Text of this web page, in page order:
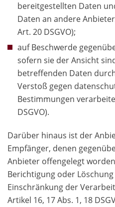
bereitgestellten Daten
Daten an andere
Art. 20 DSGVO);
auf Beschwerde
sofern sie der Ansicht
betreffenden Daten
Verstoß gegen
Bestimmungen
DSGVO).
Darüber hinaus ist der
Empfänger, denen
Anbieter offengelegt
Berichtigung oder
Einschränkung der
Artikel 16, 17 Abs. 1, 18